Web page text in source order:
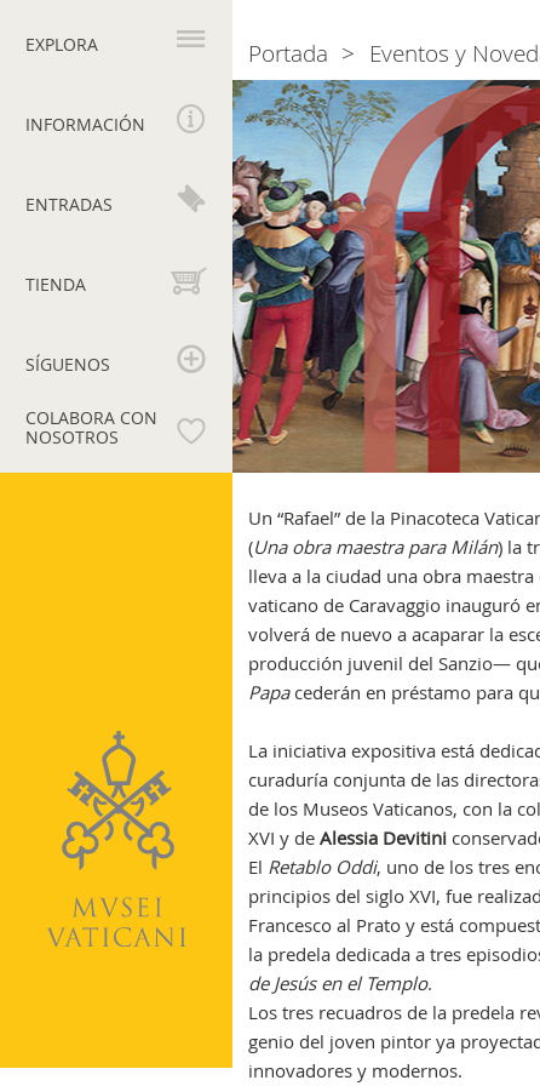
principal
EXPLORA
INFORMACIÓN
ENTRADAS
TIENDA
SÍGUENOS
COLABORA CON
NOSOTROS
Raffaello.
Annunciazione,
Adorazione
dei
Magi,
Presentazione
al
Tempio
Un “Rafael” de la Pinacoteca
(Una obra maestra para Milán) la
lleva a la ciudad una obra
vaticano de Caravaggio inauguró
volverá de nuevo a acaparar la
producción juvenil del Sanzio—
Papacederán en préstamo para
La iniciativa expositiva está
curaduría conjunta de las
de los Museos Vaticanos, con la
XVI y de Alessia Devitini
El Retablo Oddi, uno de los tres
principios del siglo XVI, fue
Francesco al Prato y está
la predela dedicada a tres
de Jesús en el Templo.
Los tres recuadros de la predela
genio del joven pintor ya
innovadores y modernos.
Breadcrumb
Portada Eventos y